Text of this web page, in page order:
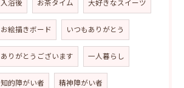
入浴後 お茶タイム 大好きなスイーツ
お絵描きボード いつもありがとう
ありがとうございます 一人暮らし
知的障がい者 精神障がい者